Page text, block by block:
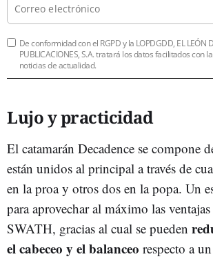
De conformidad con el RGPD y la LOPDGDD, EL LEÓN
PUBLICACIONES, S.A. tratará los datos facilitados con
noticias de actualidad.
Lujo y practicidad
El catamarán Decadence se compone
están unidos al principal a través de
en la proa y otros dos en la popa. Un
para aprovechar al máximo las
SWATH, gracias al cual se pueden
el cabeceo y el balanceo respecto a